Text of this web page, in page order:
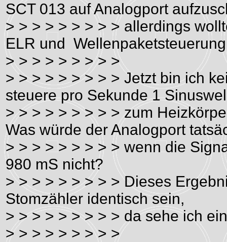
SCT 013 auf Analogport
> > > > > > > > > allerdings
ELR und
> > > > > > > > >
> > > > > > > > > Jetzt bin ich
steuere pro Sekunde 1
> > > > > > > > > zum
Was würde der Analogport
> > > > > > > > > wenn die
980 mS nicht?
> > > > > > > > > Dieses
Stomzähler identisch sein,
> > > > > > > > > da sehe ich
> > > > > > > > >